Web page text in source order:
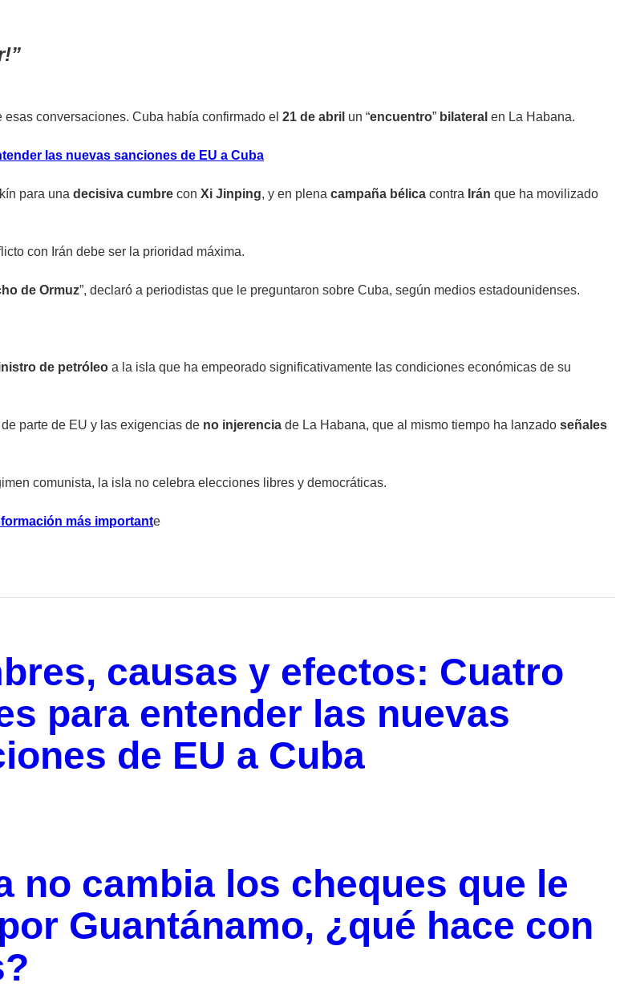
conversaciones. Cuba había confirmado el 21 de abril un “encuentro” bilateral en La Habana.
las nuevas sanciones de EU a Cuba
para una decisiva cumbre con Xi Jinping, y en plena campaña bélica contra Irán que ha movilizado
con Irán debe ser la prioridad máxima.
de Ormuz”, declaró a periodistas que le preguntaron sobre Cuba, según medios estadounidenses.
de petróleo a la isla que ha empeorado significativamente las condiciones económicas de su
de parte de EU y las exigencias de no injerencia de La Habana, que al mismo tiempo ha lanzado señales
comunista, la isla no celebra elecciones libres y democráticas.
más importante
causas y efectos: Cuatro
para entender las nuevas
de EU a Cuba
no cambia los cheques que le
Guantánamo, ¿qué hace con